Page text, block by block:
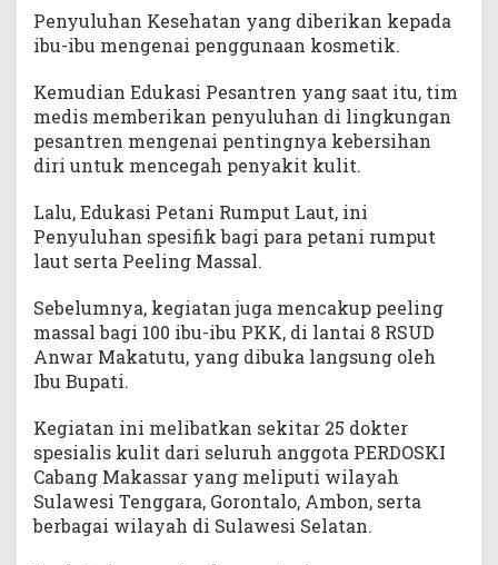
Penyuluhan Kesehatan yang diberikan kepada
ibu-ibu mengenai penggunaan kosmetik.
Kemudian Edukasi Pesantren yang saat itu, tim
medis memberikan penyuluhan di lingkungan
pesantren mengenai pentingnya kebersihan
diri untuk mencegah penyakit kulit.
Lalu, Edukasi Petani Rumput Laut, ini
Penyuluhan spesifik bagi para petani rumput
laut serta Peeling Massal.
Sebelumnya, kegiatan juga mencakup peeling
massal bagi 100 ibu-ibu PKK, di lantai 8 RSUD
Anwar Makatutu, yang dibuka langsung oleh
Ibu Bupati.
Kegiatan ini melibatkan sekitar 25 dokter
spesialis kulit dari seluruh anggota PERDOSKI
Cabang Makassar yang meliputi wilayah
Sulawesi Tenggara, Gorontalo, Ambon, serta
berbagai wilayah di Sulawesi Selatan.